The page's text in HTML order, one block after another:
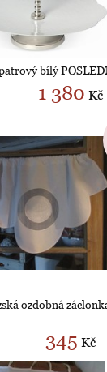
bílý
1 380 Kč
ozdobná
345 Kč